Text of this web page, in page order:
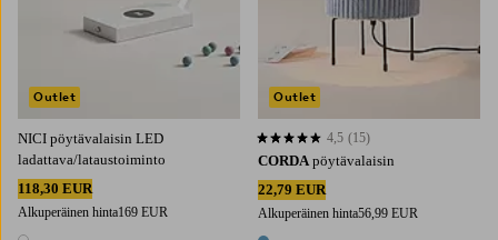
NICI pöytävalaisin LED
ladattava/lataustoiminto
118,30 EUR
Alkuperäinen hinta169 EUR
Outlet
CORDA pöytävalaisin
22,79 EUR
Alkuperäinen hinta56,99 EUR
4,5 perustuen 15 arvosanaan
4,5 (15)
Outlet